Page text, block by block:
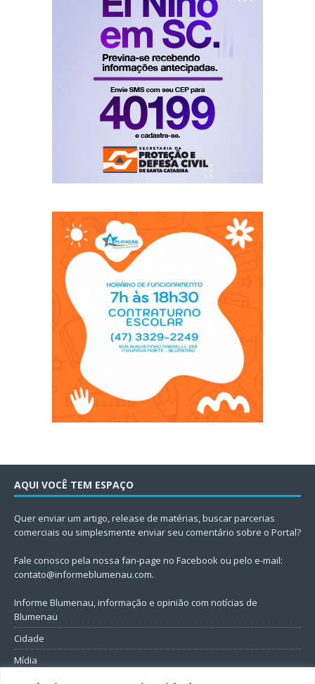
AQUI VOCÊ TEM ESPAÇO
Quer enviar um artigo, release de matérias, buscar parcerias
comerciais ou simplesmente enviar seu comentário sobre o Portal?
Fale conosco pela nossa fan-page no Facebook ou pelo e-mail:
contato@informeblumenau.com.
Informe Blumenau, informação e opinião com notícias de
Blumenau
Cidade
Mídia